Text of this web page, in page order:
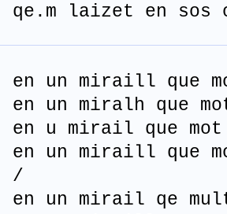
qe.m laizet en sos
en un miraill
en un miralh que
en u mirail que
en un miraill que
/
en un mirail qe